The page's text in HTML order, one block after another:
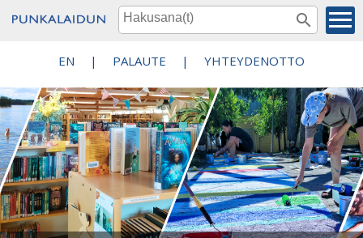
EN | PALAUTE | YHTEYDENOTTO